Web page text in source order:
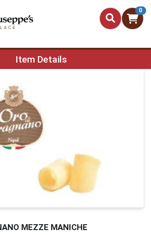
0
Page
Item Details
MEZZE MANICHE